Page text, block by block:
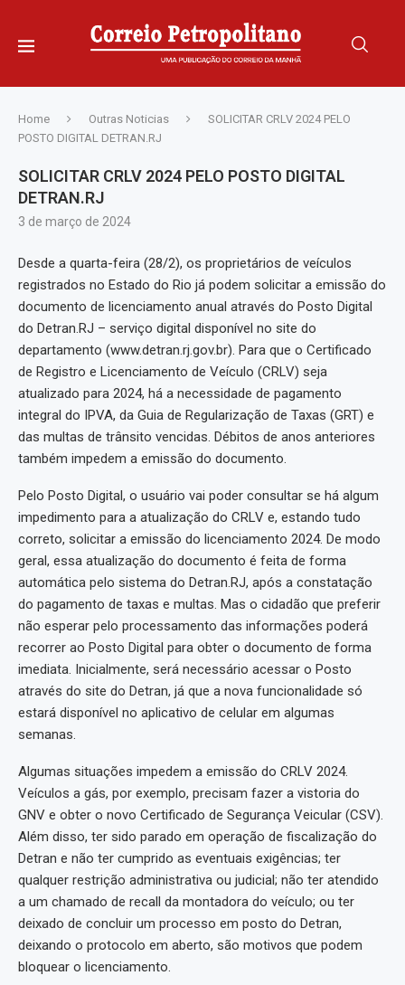
Home Outras Noticias
SOLICITAR CRLV 2024 PELO
POSTO DIGITAL DETRAN.RJ
SOLICITAR CRLV 2024 PELO POSTO DIGITAL
DETRAN.RJ
3 de março de 2024
Desde a quarta-feira (28/2), os proprietários de veículos
registrados no Estado do Rio já podem solicitar a emissão do
documento de licenciamento anual através do Posto Digital
do Detran.RJ – serviço digital disponível no site do
departamento (www.detran.rj.gov.br). Para que o Certificado
de Registro e Licenciamento de Veículo (CRLV) seja
atualizado para 2024, há a necessidade de pagamento
integral do IPVA, da Guia de Regularização de Taxas (GRT) e
das multas de trânsito vencidas. Débitos de anos anteriores
também impedem a emissão do documento.
Pelo Posto Digital, o usuário vai poder consultar se há algum
impedimento para a atualização do CRLV e, estando tudo
correto, solicitar a emissão do licenciamento 2024. De modo
geral, essa atualização do documento é feita de forma
automática pelo sistema do Detran.RJ, após a constatação
do pagamento de taxas e multas. Mas o cidadão que preferir
não esperar pelo processamento das informações poderá
recorrer ao Posto Digital para obter o documento de forma
imediata. Inicialmente, será necessário acessar o Posto
através do site do Detran, já que a nova funcionalidade só
estará disponível no aplicativo de celular em algumas
semanas.
Algumas situações impedem a emissão do CRLV 2024.
Veículos a gás, por exemplo, precisam fazer a vistoria do
GNV e obter o novo Certificado de Segurança Veicular (CSV).
Além disso, ter sido parado em operação de fiscalização do
Detran e não ter cumprido as eventuais exigências; ter
qualquer restrição administrativa ou judicial; não ter atendido
a um chamado de recall da montadora do veículo; ou ter
deixado de concluir um processo em posto do Detran,
deixando o protocolo em aberto, são motivos que podem
bloquear o licenciamento.